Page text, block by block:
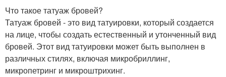
Что такое татуаж бровей?
Татуаж бровей - это вид татуировки, который создается
на лице, чтобы создать естественный и утонченный вид
бровей. Этот вид татуировки может быть выполнен в
различных стилях, включая микробриллинг,
микропетринг и микроштрихинг.